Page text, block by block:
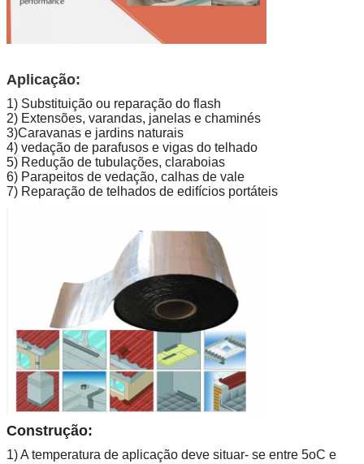
Aplicação:
1) Substituição ou reparação do flash
2) Extensões, varandas, janelas e chaminés
3)Caravanas e jardins naturais
4) vedação de parafusos e vigas do telhado
5) Redução de tubulações, claraboias
6) Parapeitos de vedação, calhas de vale
7) Reparação de telhados de edifícios portáteis
Construção:
1) A temperatura de aplicação deve situar- se entre 5oC e